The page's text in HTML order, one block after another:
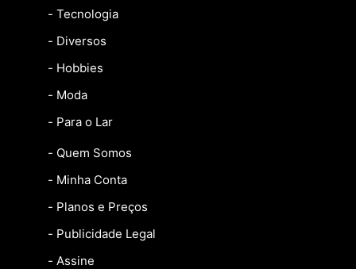
- Tecnologia
- Diversos
- Hobbies
- Moda
- Para o Lar
- Quem Somos
- Minha Conta
- Planos e Preços
- Publicidade Legal
- Assine